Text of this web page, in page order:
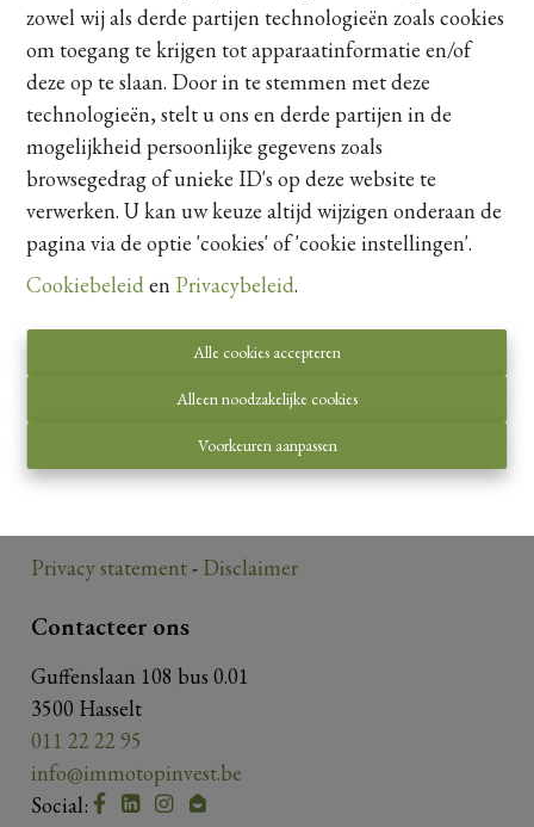
zowel wij als derde partijen technologieën zoals cookies
om toegang te krijgen tot apparaatinformatie en/of
deze op te slaan. Door in te stemmen met deze
technologieën, stelt u ons en derde partijen in de
mogelijkheid persoonlijke gegevens zoals
browsegedrag of unieke ID's op deze website te
verwerken. U kan uw keuze altijd wijzigen onderaan de
pagina via de optie 'cookies' of 'cookie instellingen'.
Cookiebeleiden Privacybeleid.
Alle cookies accepteren
Alleen noodzakelijke cookies
Voorkeuren aanpassen
Te koop Te huur
Toezichthoudende autoriteit:
Luxemburgstraat 16 B te 1000 Brussel.
Privacy statement- Disclaimer
Contacteer ons
Guffenslaan 108 bus 0.01
3500 Hasselt
011 22 22 95
info@immotopinvest.be
Social: